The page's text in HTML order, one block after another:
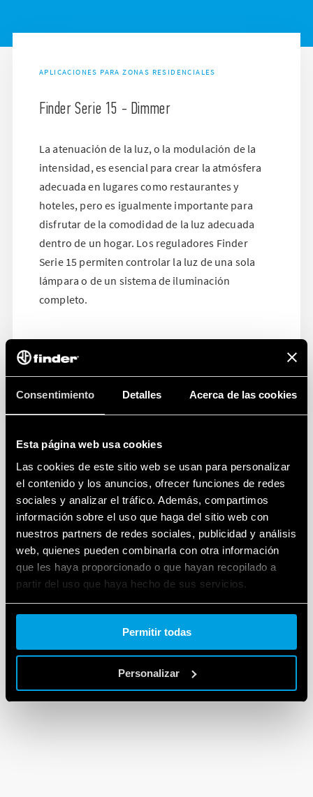
Consentimiento Detalles Acerca de las cookies
Esta página web usa cookies
Las cookies de este sitio web se usan para personalizar
el contenido y los anuncios, ofrecer funciones de redes
sociales y analizar el tráfico. Además, compartimos
información sobre el uso que haga del sitio web con
nuestros partners de redes sociales, publicidad y análisis
web, quienes pueden combinarla con otra información
que les haya proporcionado o que hayan recopilado a
partir del uso que haya hecho de sus servicios.
Cookie policy.
Permitir todas
Personalizar
APLICACIONES PARA ZONAS RESIDENCIALES
Finder Serie 15 - Dimmer
La atenuación de la luz, o la modulación de la
intensidad, es esencial para crear la atmósfera
adecuada en lugares como restaurantes y
hoteles, pero es igualmente importante para
disfrutar de la comodidad de la luz adecuada
dentro de un hogar. Los reguladores Finder
Serie 15 permiten controlar la luz de una sola
lámpara o de un sistema de iluminación
completo.